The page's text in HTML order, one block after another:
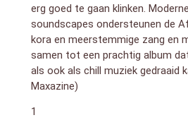
erg goed te gaan klinken.
soundscapes ondersteunen de
kora en meerstemmige zang en
samen tot een prachtig album
als ook als chill muziek gedraaid
Maxazine)
1